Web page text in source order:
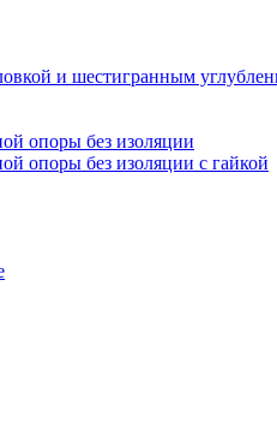
и шестигранным
опоры без изоляции
опоры без изоляции с гайкой